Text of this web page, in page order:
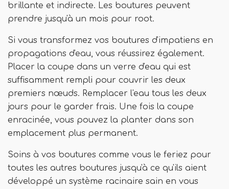
brillante et indirecte. Les boutures peuvent
prendre jusqu'à un mois pour root.
Si vous transformez vos boutures d'impatiens en
propagations d'eau, vous réussirez également.
Placer la coupe dans un verre d'eau qui est
suffisamment rempli pour couvrir les deux
premiers nœuds. Remplacer l'eau tous les deux
jours pour le garder frais. Une fois la coupe
enracinée, vous pouvez la planter dans son
emplacement plus permanent.
Soins à vos boutures comme vous le feriez pour
toutes les autres boutures jusqu'à ce qu'ils aient
développé un système racinaire sain en vous